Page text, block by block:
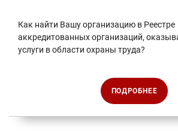
Как найти Вашу организацию в Реестре
аккредитованных организаций,
услуги в области охраны труда?
ПОДРОБНЕЕ